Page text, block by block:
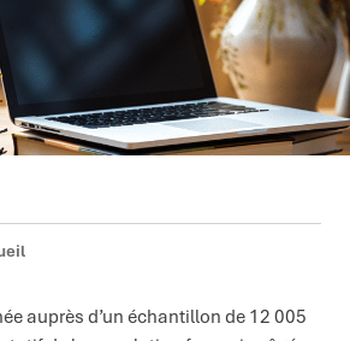
auprès d’un échantillon de 12 005